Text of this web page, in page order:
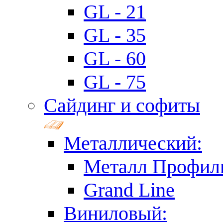
GL - 21
GL - 35
GL - 60
GL - 75
Сайдинг и софиты
Металлический:
Металл
Grand Line
Виниловый: